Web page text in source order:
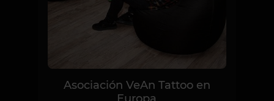
Asociación VeAn Tattoo en